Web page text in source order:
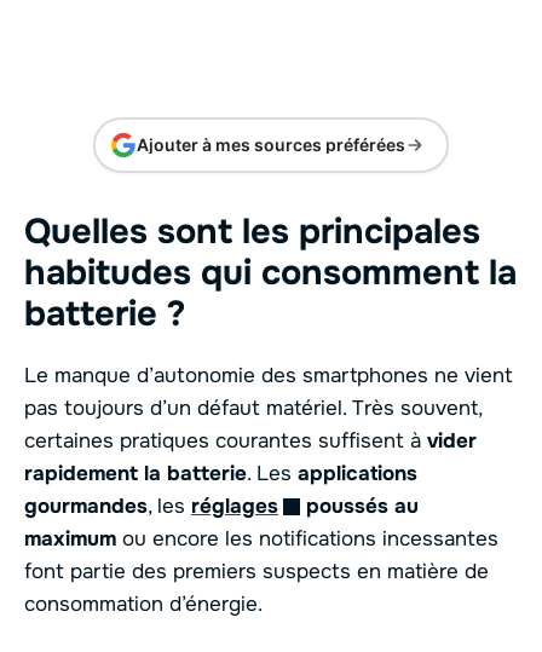
Ajouter à mes sources préférées
Quelles sont les principales
habitudes qui consomment la
batterie ?
Le manque d’autonomie des smartphones ne vient
pas toujours d’un défaut matériel. Très souvent,
certaines pratiques courantes suffisent à vider
rapidement la batterie. Les applications
gourmandes, les réglages
poussés au
maximum ou encore les notifications incessantes
font partie des premiers suspects en matière de
consommation d’énergie.